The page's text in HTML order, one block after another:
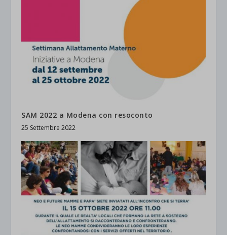
SAM 2022 a Modena con resoconto
25 Settembre 2022